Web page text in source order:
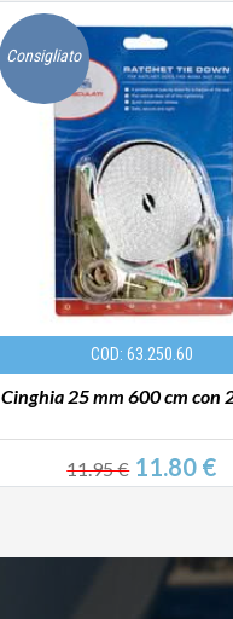
Consigliato
COD: 63.250.60
Cinghia 25 mm 600 cm con
11.95 €11.80 €